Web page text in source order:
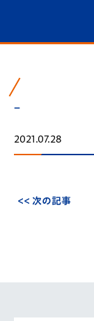
–
2021.07.28
<< 次の記事